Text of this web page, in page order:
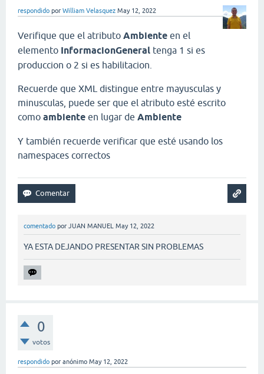
respondido por William Velasquez May 12, 2022
Verifique que el atributo Ambiente en el
elemento InformacionGeneral tenga 1 si es
produccion o 2 si es habilitacion.
Recuerde que XML distingue entre mayusculas y
minusculas, puede ser que el atributo esté escrito
como ambiente en lugar de Ambiente
Y también recuerde verificar que esté usando los
namespaces correctos
comentado por JUAN MANUEL May 12, 2022
YA ESTA DEJANDO PRESENTAR SIN PROBLEMAS
0
votos
respondido por anónimo May 12, 2022